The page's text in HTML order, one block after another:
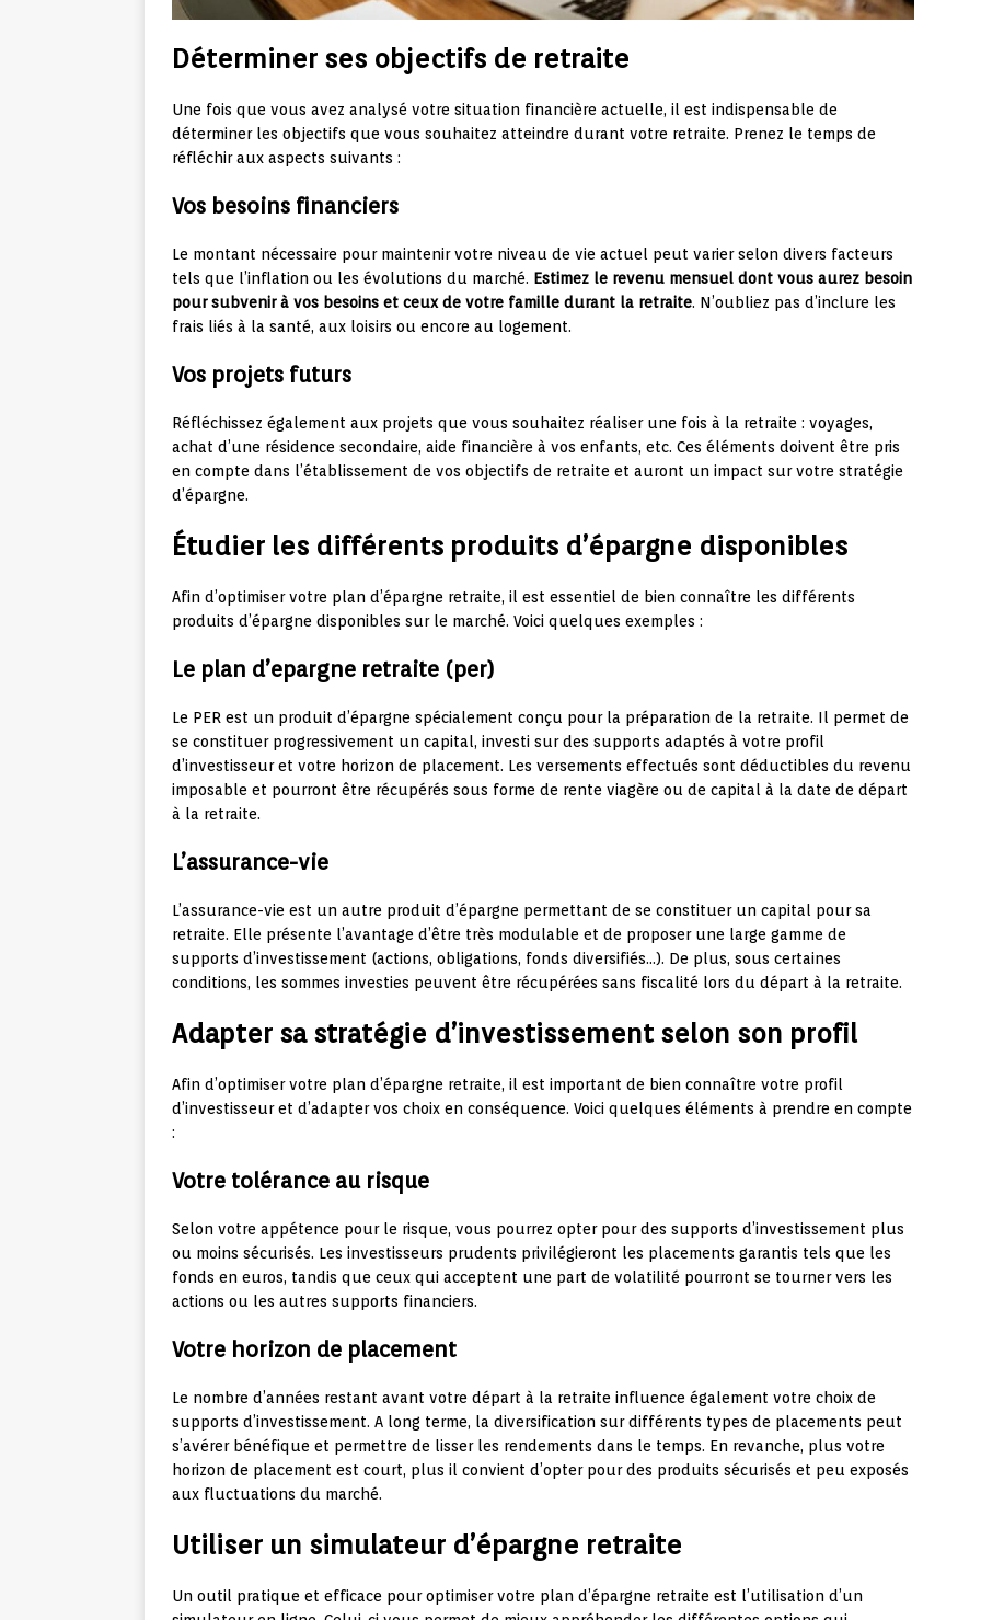
Déterminer ses objectifs de retraite
Une fois que vous avez analysé votre situation financière actuelle, il est indispensable de
déterminer les objectifs que vous souhaitez atteindre durant votre retraite. Prenez le temps de
réfléchir aux aspects suivants :
Vos besoins financiers
Le montant nécessaire pour maintenir votre niveau de vie actuel peut varier selon divers facteurs
tels que l’inflation ou les évolutions du marché. Estimez le revenu mensuel dont vous aurez besoin
pour subvenir à vos besoins et ceux de votre famille durant la retraite. N’oubliez pas d’inclure les
frais liés à la santé, aux loisirs ou encore au logement.
Vos projets futurs
Réfléchissez également aux projets que vous souhaitez réaliser une fois à la retraite : voyages,
achat d’une résidence secondaire, aide financière à vos enfants, etc. Ces éléments doivent être pris
en compte dans l’établissement de vos objectifs de retraite et auront un impact sur votre stratégie
d’épargne.
Étudier les différents produits d’épargne disponibles
Afin d’optimiser votre plan d’épargne retraite, il est essentiel de bien connaître les différents
produits d’épargne disponibles sur le marché. Voici quelques exemples :
Le plan d’epargne retraite (per)
Le PER est un produit d’épargne spécialement conçu pour la préparation de la retraite. Il permet de
se constituer progressivement un capital, investi sur des supports adaptés à votre profil
d’investisseur et votre horizon de placement. Les versements effectués sont déductibles du revenu
imposable et pourront être récupérés sous forme de rente viagère ou de capital à la date de départ
à la retraite.
L’assurance-vie
L’assurance-vie est un autre produit d’épargne permettant de se constituer un capital pour sa
retraite. Elle présente l’avantage d’être très modulable et de proposer une large gamme de
supports d’investissement (actions, obligations, fonds diversifiés…). De plus, sous certaines
conditions, les sommes investies peuvent être récupérées sans fiscalité lors du départ à la retraite.
Adapter sa stratégie d’investissement selon son profil
Afin d’optimiser votre plan d’épargne retraite, il est important de bien connaître votre profil
d’investisseur et d’adapter vos choix en conséquence. Voici quelques éléments à prendre en compte
:
Votre tolérance au risque
Selon votre appétence pour le risque, vous pourrez opter pour des supports d’investissement plus
ou moins sécurisés. Les investisseurs prudents privilégieront les placements garantis tels que les
fonds en euros, tandis que ceux qui acceptent une part de volatilité pourront se tourner vers les
actions ou les autres supports financiers.
Votre horizon de placement
Le nombre d’années restant avant votre départ à la retraite influence également votre choix de
supports d’investissement. A long terme, la diversification sur différents types de placements peut
s’avérer bénéfique et permettre de lisser les rendements dans le temps. En revanche, plus votre
horizon de placement est court, plus il convient d’opter pour des produits sécurisés et peu exposés
aux fluctuations du marché.
Utiliser un simulateur d’épargne retraite
Un outil pratique et efficace pour optimiser votre plan d’épargne retraite est l’utilisation d’un